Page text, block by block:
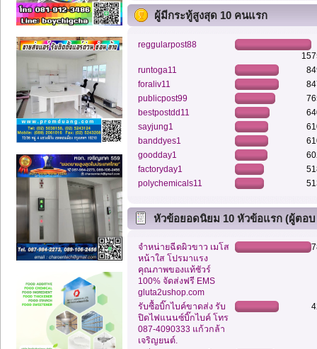
ผู้มีกระทู้สูงสุด 10 คนแรก
reggularpost88
runtoga11
foraliv11
publicpost99
bestpostdd11
sayjung1
banddyes1
goodday1
factoryday1
polychemicals11
หัวข้อยอดนิยม 10 หัวข้อแรก (ผู้ตอบ
สูงสุด)
จำหน่ายฉีดผิวขาว เมโส
หน้าใส โปรมาแรง
คุณภาพของแท้ชัวร์
100% จัดส่งฟรี EMS
gluta2ushop.com
รับซื้อบิ๊กไบค์ขาดส่ง รับ
ปิดไฟแนนซ์บิ๊กไบค์ โทร
087-4090333 แก้วกล้า
เจริญยนต์.